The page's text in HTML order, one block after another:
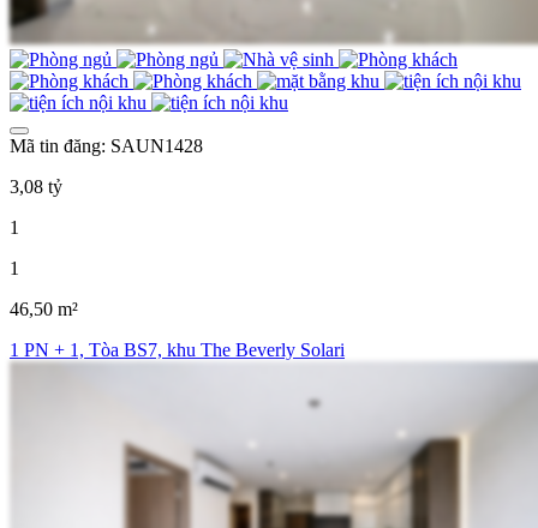
Mã tin đăng: SAUN1428
3,08 tỷ
1
1
46,50 m²
1 PN + 1, Tòa BS7, khu The Beverly Solari